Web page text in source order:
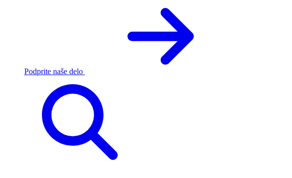
Podprite naše delo